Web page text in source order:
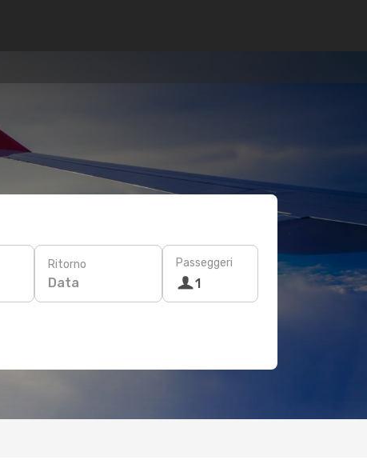
Ritorno
Data
Passeggeri
1